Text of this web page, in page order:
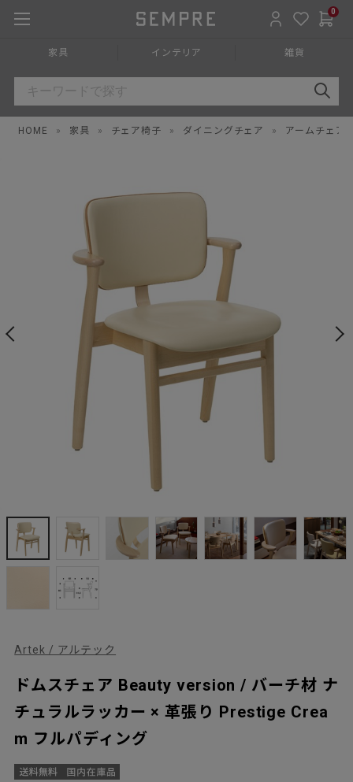
0
家具 インテリア 雑貨
HOME » 家具 » チェア椅子 » ダイニングチェア » アームチェア
Artek / アルテック
ドムスチェア Beauty version / バーチ材 ナ
チュラルラッカー × 革張り Prestige Crea
m フルパディング